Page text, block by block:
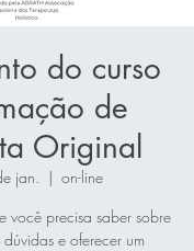
do curso
de
Original
jan.
  |
on-line
você precisa saber sobre
e oferecer um